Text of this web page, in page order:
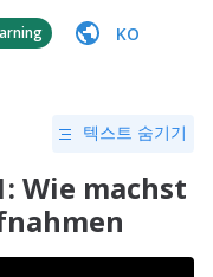
KO
텍스트 숨기기
Wie machst